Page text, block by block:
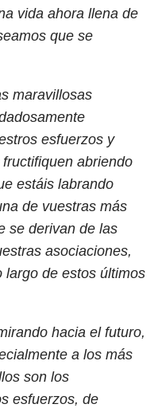
vida ahora llena de
que se
maravillosas
esfuerzos y
abriendo
estáis labrando
de vuestras más
se derivan de las
asociaciones,
largo de estos últimos
hacia el futuro,
a los más
son los
esfuerzos, de